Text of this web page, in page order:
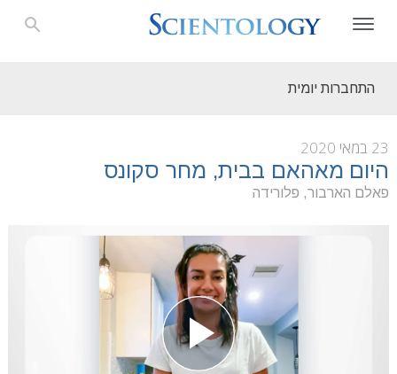
התחברות יומית
23 במאי 2020
היום מאהאם בבית, מחר סקונס
פאלם הארבור, פלורידה